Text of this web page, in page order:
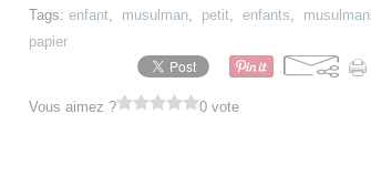
Tags: enfant, musulman, petit, enfants,
papier
Vous aimez ? 0 vote